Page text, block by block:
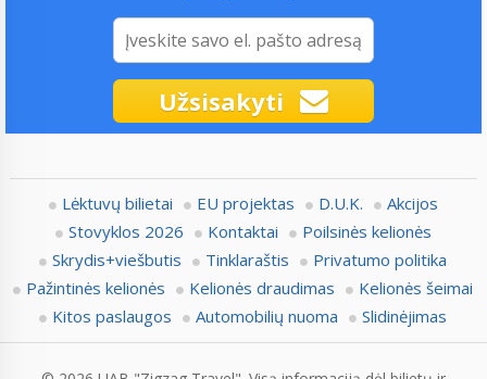
Užsisakyti
Lėktuvų bilietai EU projektas D.U.K.
Akcijos
Stovyklos 2026
Kontaktai
Poilsinės kelionės
Skrydis+viešbutis
Tinklaraštis
Privatumo politika
Pažintinės kelionės
Kelionės draudimas
Kelionės šeimai
Kitos paslaugos
Automobilių nuoma Slidinėjimas